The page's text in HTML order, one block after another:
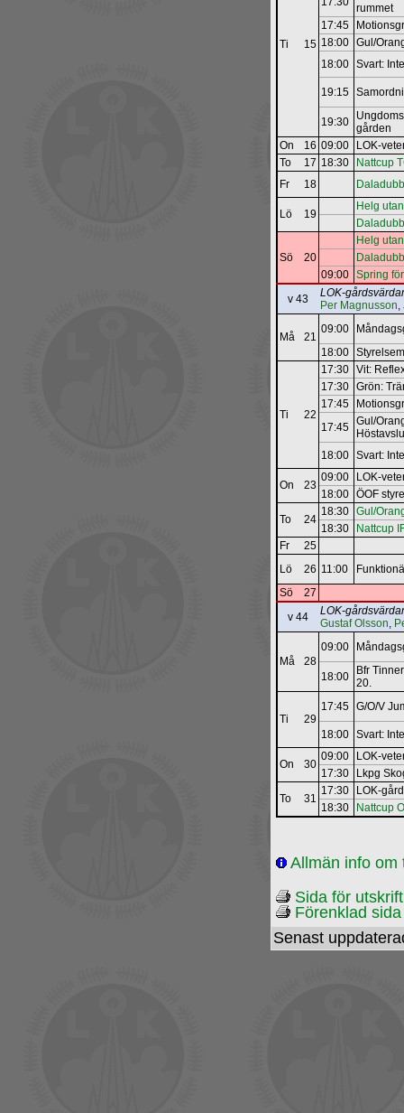
Ti 15
rummet
17:45
18:00 Gul/
18:00 Svart:
19:15
19:30 gården
On
16 09:00
LOK-­
To
17 18:30
Nattcup
Fr
18
Lö 19
Helg
Sö 20
Helg
09:00 Spring
v 43
LOK-gårdsvärdar
Per Magnusson,
Må 21
09:00
18:00
Ti 22
17:30 Vit:
17:30 Grön:
17:45
17:45 Gul/
18:00 Svart:
On 23
09:00
LOK-­
18:00 ÖOF
To
24
18:30 Gul/
18:30
Nattcup
Fr
25
Lö
26 11:00
Sö
27
v 44
LOK-gårdsvärdar
Gustaf Olsson,
Må 28
09:00
18:00
Bfr
20.
Ti 29
17:45 G/O/V
18:00 Svart:
On 30
09:00
LOK-­
17:30
Lkpg
To
31
17:30
LOK-
18:30
Nattcup
Allmän info om
Sida för
Förenklad
Senast